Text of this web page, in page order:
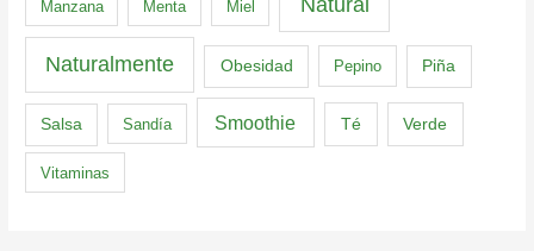
Manzana Menta Miel
Naturalmente Obesidad Pepino Piña
Salsa Sandía Smoothie Té Verde
Vitaminas